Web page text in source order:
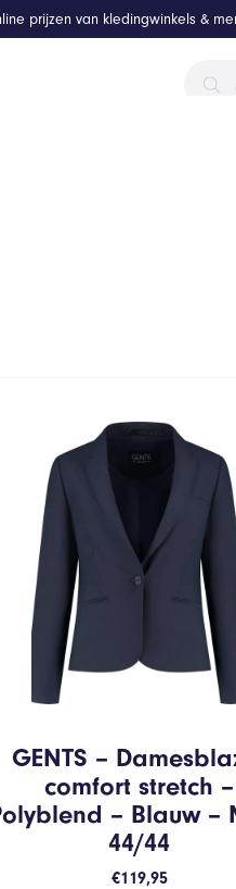
prijzen van kledingwinkels &
GENTS –
comfort stretch –
– Blauw –
44/44
€119,95